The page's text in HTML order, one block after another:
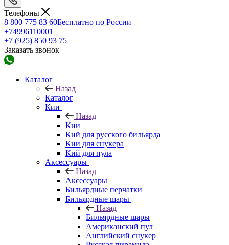
Телефоны
8 800 775 83 60Бесплатно по России
+74996110001
+7 (925) 850 93 75
Заказать звонок
Каталог
Назад
Каталог
Кии
Назад
Кии
Кий для русского бильярда
Кии для снукера
Кий для пула
Аксессуары
Назад
Аксессуары
Бильярдные перчатки
Бильярдные шары
Назад
Бильярдные шары
Американский пул
Английский снукер